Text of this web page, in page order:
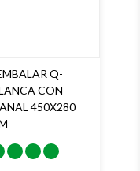
Q-
CON
450X280